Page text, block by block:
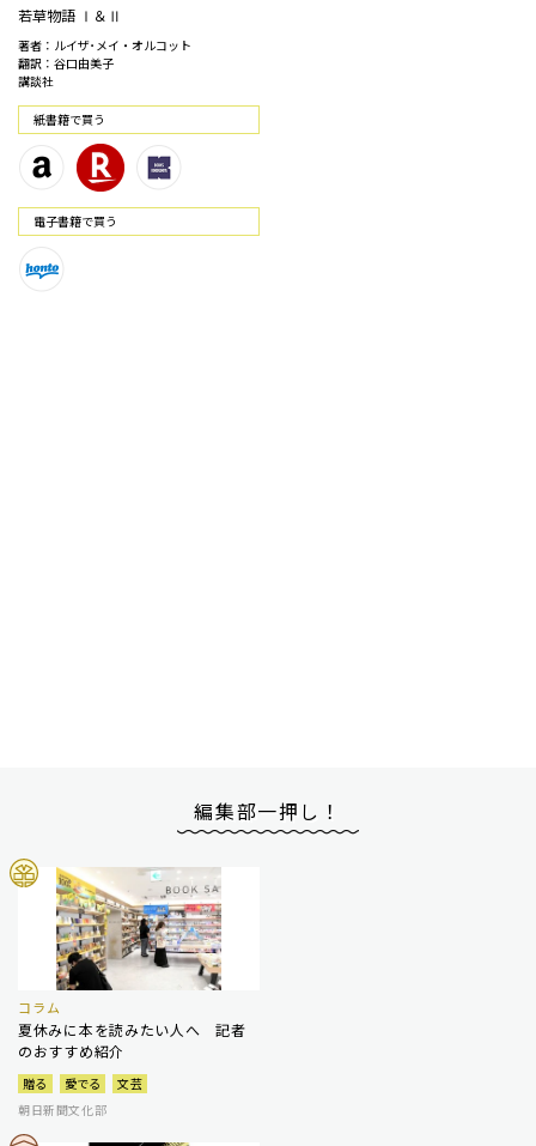
若草物語 Ⅰ＆Ⅱ
著者：ルイザ･メイ・オルコット
翻訳：谷口由美子
講談社
紙書籍で買う
電⼦書籍で買う
編集部一押し！
コラム
夏休みに本を読みたい人へ 記者
のおすすめ紹介
贈る 愛でる
文芸
朝日新聞文化部